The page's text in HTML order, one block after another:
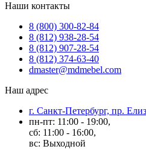
Наши контакты
8 (800) 300-82-84
8 (812) 938-28-54
8 (812) 907-28-54
8 (812) 374-63-40
dmaster@mdmebel.com
Наш адрес
г. Санкт-Петербург, пр.
пн-пт: 11:00 - 19:00,
сб: 11:00 - 16:00,
вс: Выходной